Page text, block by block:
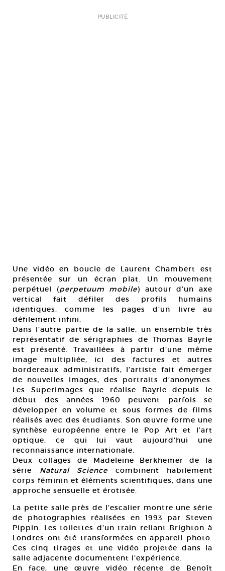
PUBLICITÉ
Une vidéo en boucle de Laurent Chambert est
présentée sur un écran plat. Un mouvement
perpétuel (perpetuum mobile) autour d’un axe
vertical fait défiler des profils humains
identiques, comme les pages d’un livre au
défilement infini.
Dans l’autre partie de la salle, un ensemble très
représentatif de sérigraphies de Thomas Bayrle
est présenté. Travaillées à partir d’une même
image multipliée, ici des factures et autres
bordereaux administratifs, l’artiste fait émerger
de nouvelles images, des portraits d’anonymes.
Les Superimages que réalise Bayrle depuis le
début des années 1960 peuvent parfois se
développer en volume et sous formes de films
réalisés avec des étudiants. Son œuvre forme une
synthèse européenne entre le Pop Art et l’art
optique, ce qui lui vaut aujourd’hui une
reconnaissance internationale.
Deux collages de Madeleine Berkhemer de la
série Natural Science combinent habilement
corps féminin et éléments scientifiques, dans une
approche sensuelle et érotisée.
La petite salle près de l’escalier montre une série
de photographies réalisées en 1993 par Steven
Pippin. Les toilettes d’un train reliant Brighton à
Londres ont été transformées en appareil photo.
Ces cinq tirages et une vidéo projetée dans la
salle adjacente documentent l’expérience.
En face, une œuvre vidéo récente de Benoît